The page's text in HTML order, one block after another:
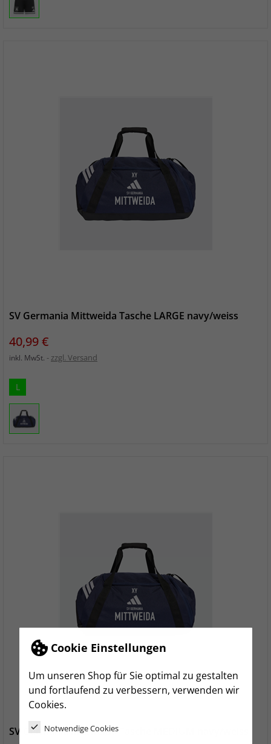
Cookie Einstellungen
Um unseren Shop für Sie optimal zu gestalten
und fortlaufend zu verbessern, verwenden wir
Cookies.
Notwendige Cookies
SV Germania Mittweida Tasche LARGE navy/weiss
Preis
40,99 €
inkl. MwSt. zzgl. Versand
L
SV Germania Mittweida Tasche MEDIUM navy/weiss